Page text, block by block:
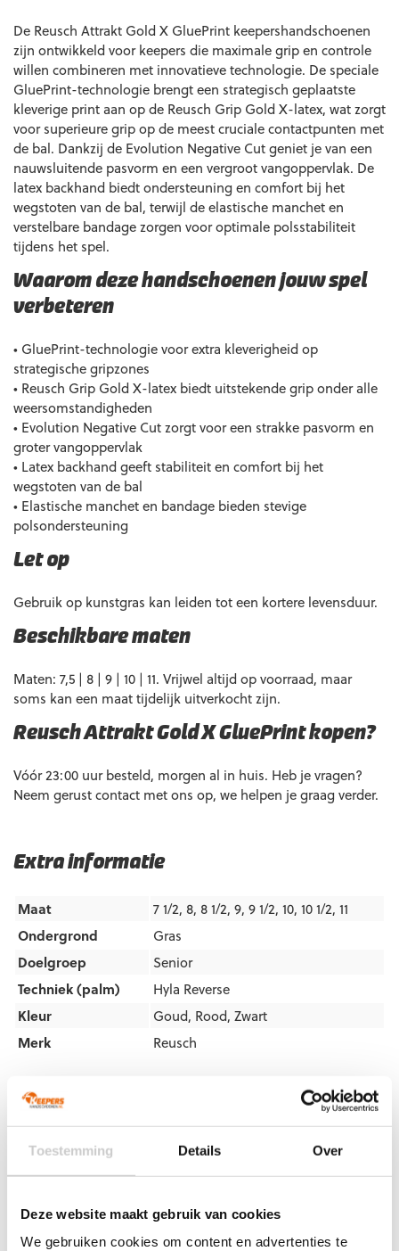
Toestemming Details Over
Deze website maakt gebruik van cookies
We gebruiken cookies om content en advertenties te
Artikelnummers
Let op!Houd rekening met 1-2 werkdagen extra levertijd
Artikelnummer:5570974-7075 Categorieën:Gras
Keepershandschoenen, Hybrid Flat,Keepershandschoenen
Extra informatie
Maat
7 1/2, 8, 8 1/2, 9, 9 1/2, 10, 10 1/2, 11
Ondergrond
Gras
Doelgroep
Senior
Techniek (palm)
Hyla Reverse
Kleur
Goud, Rood, Zwart
Merk
Reusch
De Reusch Attrakt Gold X GluePrint keepershandschoenen
zijn ontwikkeld voor keepers die maximale grip en controle
willen combineren met innovatieve technologie. De speciale
GluePrint-technologie brengt een strategisch geplaatste
kleverige print aan op de Reusch Grip Gold X-latex, wat zorgt
voor superieure grip op de meest cruciale contactpunten met
de bal. Dankzij de Evolution Negative Cut geniet je van een
nauwsluitende pasvorm en een vergroot vangoppervlak. De
latex backhand biedt ondersteuning en comfort bij het
wegstoten van de bal, terwijl de elastische manchet en
verstelbare bandage zorgen voor optimale polsstabiliteit
tijdens het spel.
Waarom deze handschoenen jouw spel
verbeteren
• GluePrint-technologie voor extra kleverigheid op
strategische gripzones
• Reusch Grip Gold X-latex biedt uitstekende grip onder alle
weersomstandigheden
• Evolution Negative Cut zorgt voor een strakke pasvorm en
groter vangoppervlak
• Latex backhand geeft stabiliteit en comfort bij het
wegstoten van de bal
• Elastische manchet en bandage bieden stevige
polsondersteuning
Let op
Gebruik op kunstgras kan leiden tot een kortere levensduur.
Beschikbare maten
Maten: 7,5 | 8 | 9 | 10 | 11. Vrijwel altijd op voorraad, maar
soms kan een maat tijdelijk uitverkocht zijn.
Reusch Attrakt Gold X GluePrint kopen?
Vóór 23:00 uur besteld, morgen al in huis. Heb je vragen?
Neem gerust contact met ons op, we helpen je graag verder.